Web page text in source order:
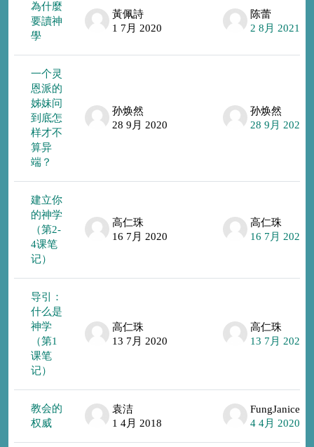
為什麼
要讀神
學
黃佩詩
1 7月 2020
陈蕾
2 8月 2021
一个灵
恩派的
姊妹问
到底怎
样才不
算异
端？
孙焕然
28 9月 2020
孙焕然
28 9月 2020
建立你
的神学
（第2-
4课笔
记）
高仁珠
16 7月 2020
高仁珠
16 7月 2020
导引：
什么是
神学
（第1
课笔
记）
高仁珠
13 7月 2020
高仁珠
13 7月 2020
教会的
权威
袁洁
1 4月 2018
FungJanice
4 4月 2020